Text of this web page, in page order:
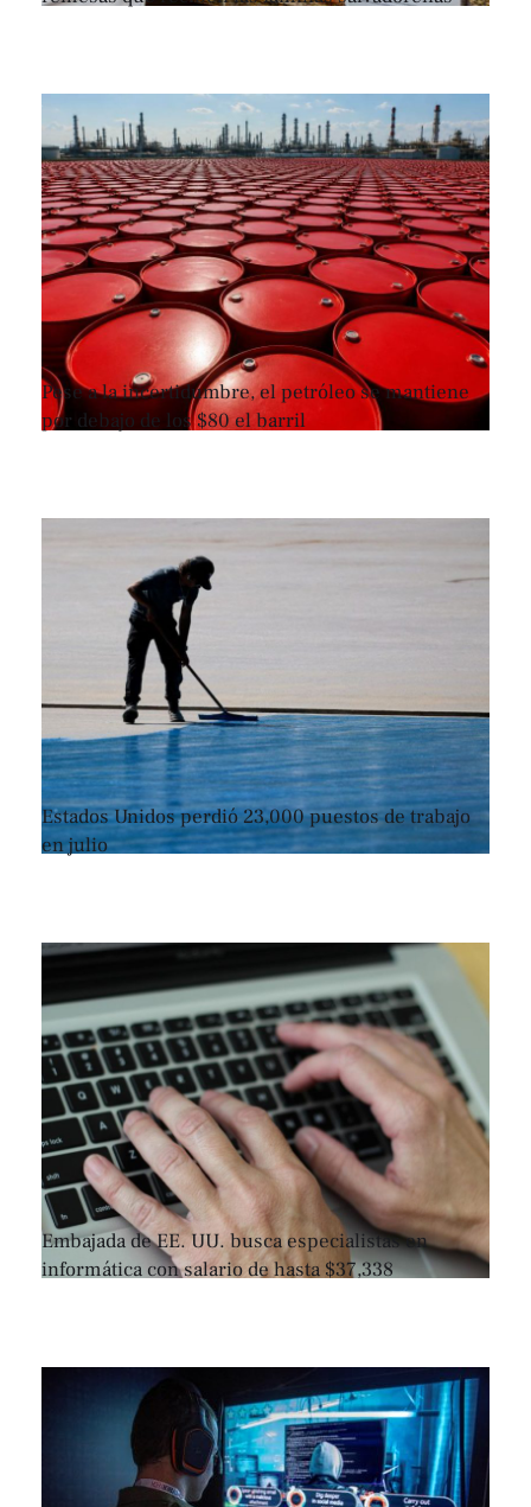
Pese a la incertidumbre, el petróleo se mantiene
por debajo de los $80 el barril
Estados Unidos perdió 23,000 puestos de trabajo
en julio
Embajada de EE. UU. busca especialistas en
informática con salario de hasta $37,338